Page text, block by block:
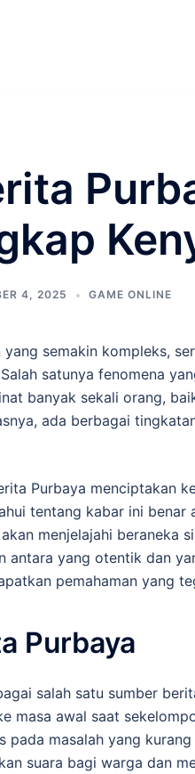
4, 2025 GAME ONLINE
yang semakin kompleks,
satunya fenomena
banyak sekali orang,
ada berbagai
Purbaya menciptakan
tentang kabar ini benar
menjelajahi beraneka
antara yang otentik dan
pemahaman yang
Purbaya
salah satu sumber
masa awal saat
masalah yang
suara bagi warga dan